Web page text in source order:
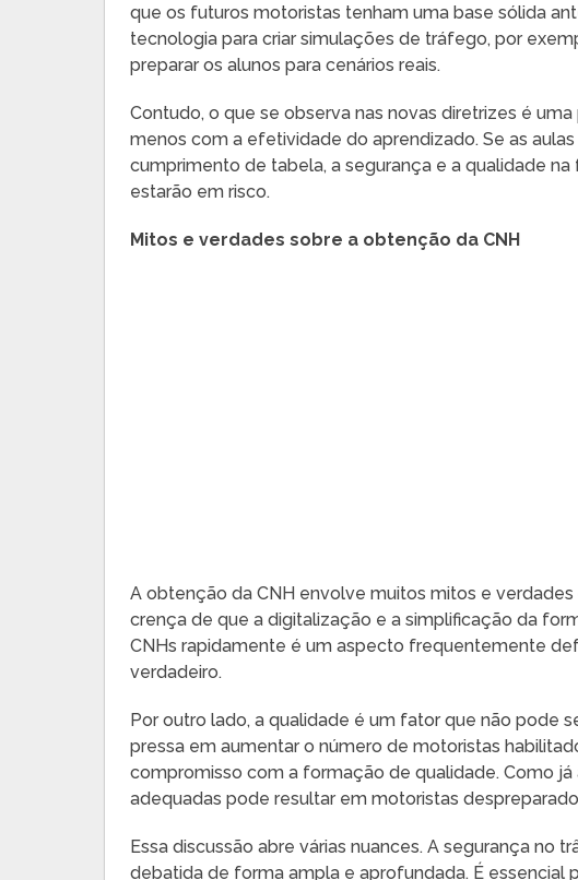
que os futuros motoristas tenham uma base sólida
tecnologia para criar simulações de tráfego, por
preparar os alunos para cenários reais.
Contudo, o que se observa nas novas diretrizes é
menos com a efetividade do aprendizado. Se as
cumprimento de tabela, a segurança e a qualidade
estarão em risco.
Mitos e verdades sobre a obtenção da CNH
A obtenção da CNH envolve muitos mitos e
crença de que a digitalização e a simplificação da
CNHs rapidamente é um aspecto frequentemente
verdadeiro.
Por outro lado, a qualidade é um fator que não pode
pressa em aumentar o número de motoristas
compromisso com a formação de qualidade. Como
adequadas pode resultar em motoristas
Essa discussão abre várias nuances. A segurança no
debatida de forma ampla e aprofundada. É essencial